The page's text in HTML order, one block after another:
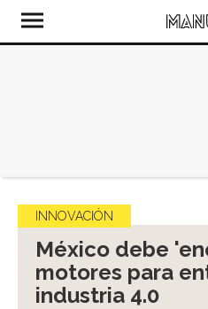
INNOVACIÓN
México debe
motores para
industria 4.0